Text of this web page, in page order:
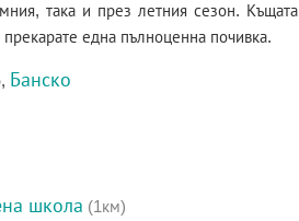
така и през летния сезон. Къщата
една пълноценна почивка.
Банско
школа (1км)